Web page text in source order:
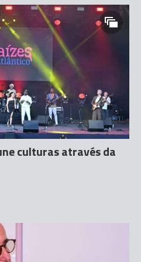
culturas através da